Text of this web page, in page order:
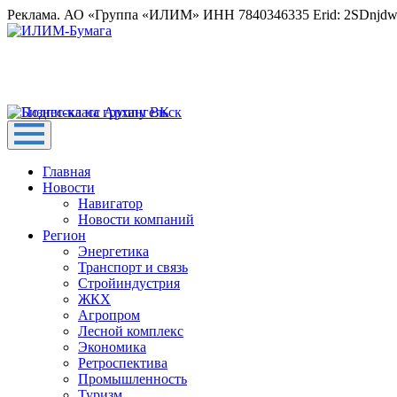
Реклама. АО «Группа «ИЛИМ» ИНН 7840346335 Erid:
Главная
Новости
Навигатор
Новости компаний
Регион
Энергетика
Транспорт и связь
Стройиндустрия
ЖКХ
Агропром
Лесной комплекс
Экономика
Ретроспектива
Промышленность